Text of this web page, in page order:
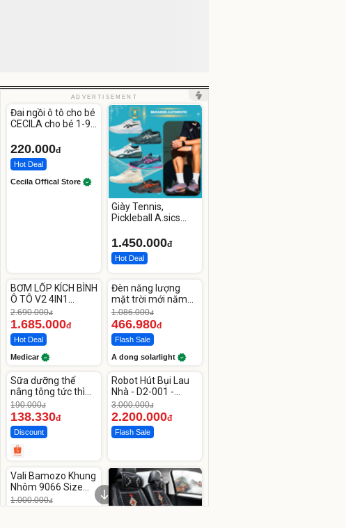
ADVERTISEMENT
Đai ngồi ô tô cho bé
CECILA cho bé 1-9
220.000đ
Hot Deal
Cecila Offical Store
Giày Tennis,
Pickleball A.sics
Các Phối Màu
1.450.000đ
Hot Deal
-37%
BƠM LỐP KÍCH BÌNH
Ô TÔ V2 4IN1
Medicar
12.000mAh
2.690.000đ
1.685.000đ
Hot Deal
Medicar
-56%
Đèn năng lượng
mặt trời mới năm
2026 có 120 viên
LED lớn
1.086.000đ
466.980đ
Flash Sale
A dong solarlight
-27%
Sữa dưỡng thể
nâng tông tức thì
Vaseline Body
190.000đ
138.330đ
Discount
-26%
Robot Hút Bụi Lau
Nhà - D2-001 -
Thông Minh
3.000.000đ
2.200.000đ
Flash Sale
-17%
Vali Bamozo Khung
Nhôm 9066 Size
20/24/28 Cao Cấp
1.000.000đ